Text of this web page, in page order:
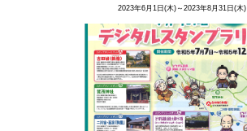
2023年6月1日(木)～2023年8月31日(木)